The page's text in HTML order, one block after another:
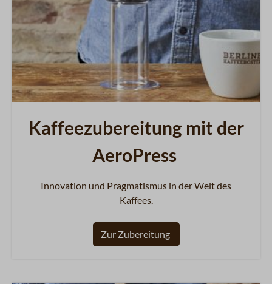
Kaffeezubereitung mit der
AeroPress
Innovation und Pragmatismus in der Welt des
Kaffees.
Zur Zubereitung